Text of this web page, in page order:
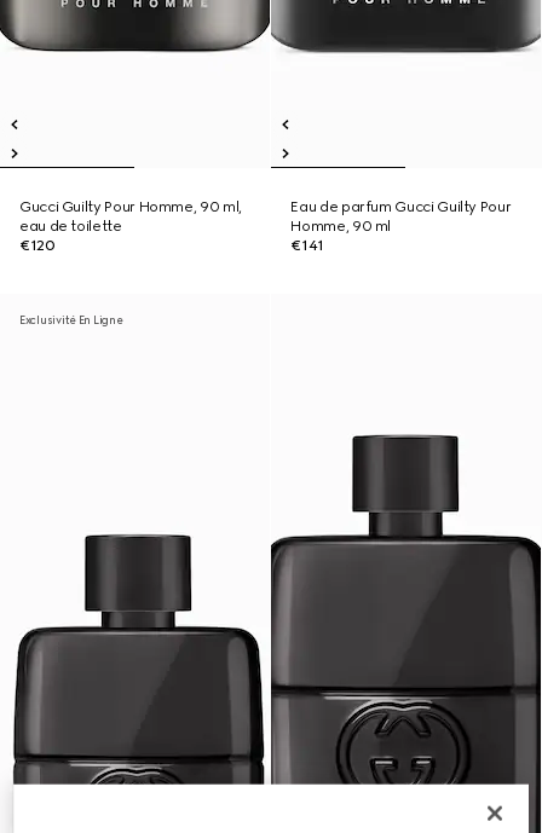
Gucci Guilty Pour Homme, 90 ml,
eau de toilette
€120
Eau de parfum Gucci Guilty Pour
Homme, 90 ml
€141
Exclusivité En Ligne